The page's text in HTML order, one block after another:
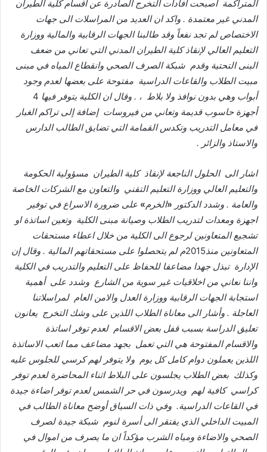
المتراكمة أصبحت افادات التخرج الصادرة عن اقسام كلية الطيران
المدني غير معتمدة . واكد ان العديد من المراسلات الى جهات
الاختصاص لم تجد نفعاً وقد طالبنا الجهات الرقابية والمالية ووزارة
التعليم العالي لإنقاذ كلية الطيران المدني التي تعاني من ضعف
البنى التحتية وقدم شبكة الصرف الصحي وانقطاع المياه في مبنى
مبيت الطلاب والقاعات الدراسية مفتوحة على بعضها لعدم وجود
أبواب وهي بدون نوافذ ولا بلاط ، . وقال ان الكلية يتوفر فيها
أجهزة حاسوب قديمة وتعاني من فيروسات إضافة إلى تراكم الغبار
في معامل التدريب وتكدس القمامة التي تضايق الطالب الدارس
والاستاذ والزائر .
اشار الى الحلول الناجعة لإنقاذ كلية الطيران مسؤولية الحكومة
والتعليم العالي ووزارة التعليم التقني والتعاون مع الشركات الخاصة
والعامة . وشدد الدكتور «الخرم» على ضرورة الاسراع في توفير
اجهزة ومعدات لتدريب الطلاب وصيانة مبنى الكلية وتعين اساتذة او
تشجيع المتعاونين لرجوع الى الكلية من خلال اعطاء مستحقات
المتعاونين منذ2015م لم يتحصلوا على مستحقاتهم المالية . وقال إن
الإدارة تبذل جهدا مضاعفا للحفاظ على التعليم والتدريب في الكلية
واننا نعاني من اخلاقيات غير سوية من الشارع وشدد على أهمية
استجابة الجهات الرقابية ووزارة العدل والامن العام لمراسلاتنا
العاجلة . وأشار الى معاناة الطلاب اللذين على وشك التخرج يعانون
تعليق الدراسة بسبب قفل بعض الاقسام لعدم توفر اساتذة
والاقسام المفتوحة هي التي تعمل بجهد مضاعف مما اتعب الاساتذة
اللذين يعملون دوام كامل كل يوم ولا يتوفر لهم كرسي للجلوس عليه
وكذلك بعض الطلاب يجلسون على البلاط اثناء المحاضرة لعدم توفر
كراسي كافية لهم ويدرسون في حر الشمس لعدم توفر اضاءة جيدة
في القاعات الدراسية. وفي ذات السياق أوضح معاناة الطالب في
المبيت الداخلي الذي يفتقر الى أسرة لنوم شبكة جيدة لصرف
الصحي والاضاءة ومياه الشرب مؤكداً ان ما يصرف من اموال في